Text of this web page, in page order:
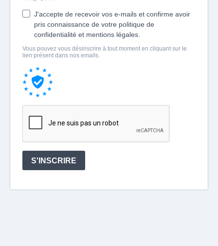
J'accepte de recevoir vos e-mails et confirme avoir
pris connaissance de votre politique de
confidentialité et mentions légales.
Vous pouvez vous désinscrire à tout moment en cliquant sur le
lien présent dans nos emails.
S'INSCRIRE